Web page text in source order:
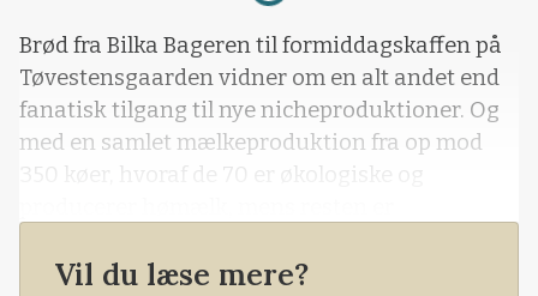
Brød fra Bilka Bageren til formiddagskaffen på
Tøvestensgaarden vidner om en alt andet end
fanatisk tilgang til nye nicheproduktioner. Og
med en samlet mælkeproduktion fra op mod
350 køer, hvoraf de 70 er økologiske og
tvivl og ambitiøs tilgang til
Vil du læse mere?